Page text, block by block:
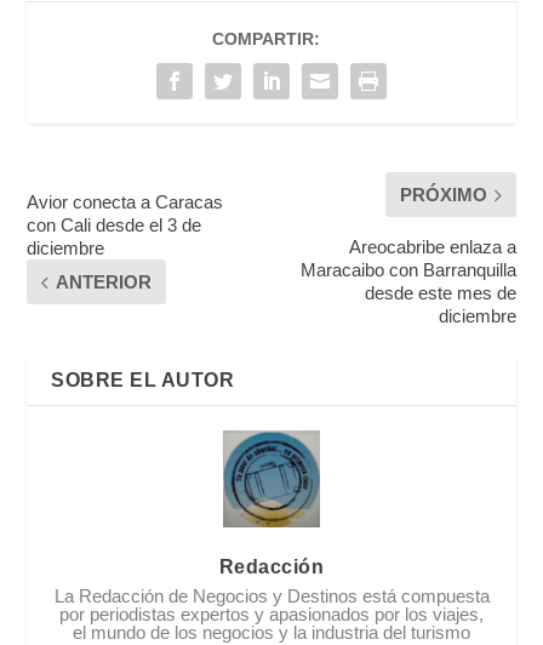
COMPARTIR:
Avior conecta a Caracas
con Cali desde el 3 de
diciembre
ANTERIOR
PRÓXIMO
Areocabribe enlaza a
Maracaibo con Barranquilla
desde este mes de
diciembre
SOBRE EL AUTOR
Redacción
La Redacción de Negocios y Destinos está compuesta
por periodistas expertos y apasionados por los viajes,
el mundo de los negocios y la industria del turismo